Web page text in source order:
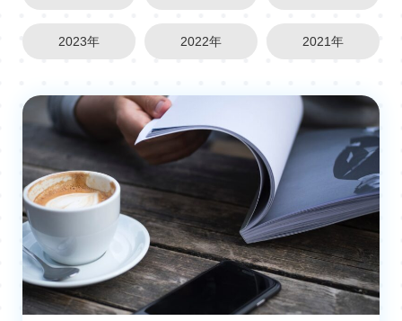
2023年 2022年 2021年